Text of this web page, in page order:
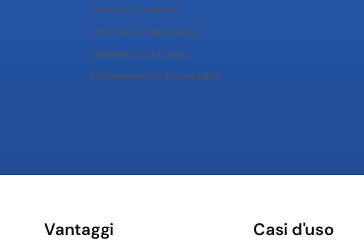
Termini e Condizioni
Informativa sulla privacy
Informativa sui Cookie
Dichiarazione di Accessibilità
Vantaggi Casi d'uso